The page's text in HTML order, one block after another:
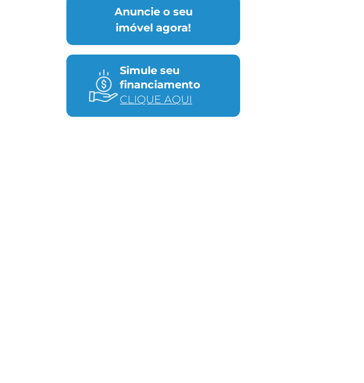
Anuncie o seu
imóvel agora!
Simule seu
financiamento
CLIQUE AQUI